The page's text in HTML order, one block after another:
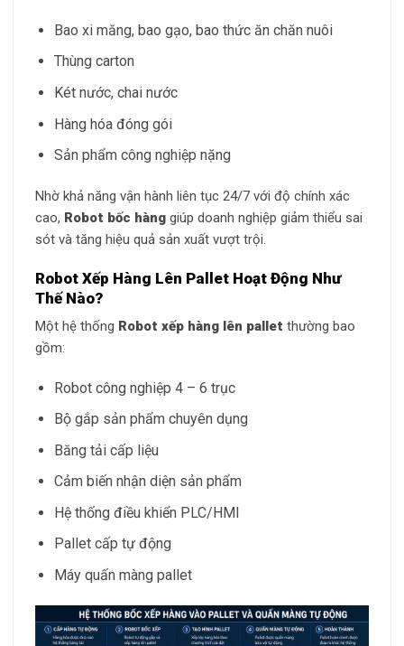
Bao xi măng, bao gạo, bao thức ăn chăn nuôi
Thùng carton
Két nước, chai nước
Hàng hóa đóng gói
Sản phẩm công nghiệp nặng
Nhờ khả năng vận hành liên tục 24/7 với độ chính xác
cao, Robot bốc hàng giúp doanh nghiệp giảm thiểu sai
sót và tăng hiệu quả sản xuất vượt trội.
Robot Xếp Hàng Lên Pallet Hoạt Động Như
Thế Nào?
Một hệ thống Robot xếp hàng lên pallet thường bao
gồm:
Robot công nghiệp 4 – 6 trục
Bộ gắp sản phẩm chuyên dụng
Băng tải cấp liệu
Cảm biến nhận diện sản phẩm
Hệ thống điều khiển PLC/HMI
Pallet cấp tự động
Máy quấn màng pallet